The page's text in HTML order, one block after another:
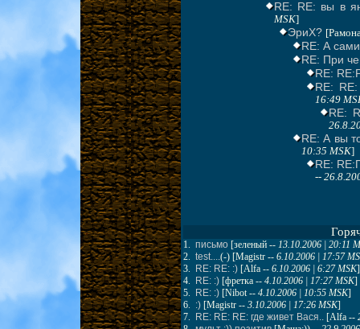
RE: RE: вы в
MSK]
ЭриХ?
RE: А
RE: При
RE:
RE:
16:49
RE:
RE: А вы
10:35 MSK]
RE:
--
1. письмо [зеленый -- 13.10.2006 | 20:11
2. test....(-) [Magistr -- 6.10.2006 | 17:57
3.
RE: RE: :) [Alfa -- 6.10.2006 | 6:27 MSK]
4.
RE: :) [фретка -- 4.10.2006 | 17:27 MSK]
5.
RE: :) [Nibot-- 4.10.2006 | 10:55 MSK]
6. :) [Magistr -- 3.10.2006 | 17:26 MSK]
7.
RE: RE: RE: где живет Вася.. [Alfa --